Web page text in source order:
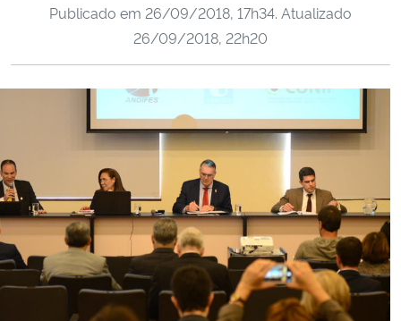
Ministério de Minas e Energia
Ministério da Ciência, Tecnologia, Inovações e Comunicações
Ministério do Meio Ambiente
Ministério do Turismo
Ministério do Desenvolvimento Regional
Controladoria-Geral da União
Ministério da Mulher, da Família e dos Direitos Humanos
Publicado em 26/09/2018, 17h34. Atualizado
26/09/2018, 22h20